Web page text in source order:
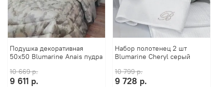
Подушка декоративная
50x50 Blumarine Anais пудра
10 669 р.
9 611 р.
Набор полотенец 2 шт
Blumarine Cheryl серый
10 799 р.
9 728 р.